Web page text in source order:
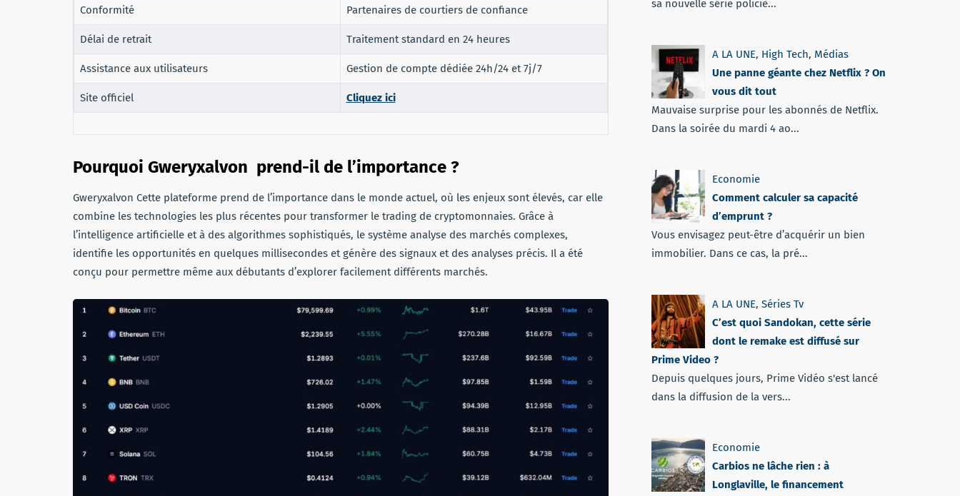
Conformité Partenaires de courtiers de confiance
Délai de retrait Traitement standard en 24 heures
Assistance aux utilisateurs Gestion de compte dédiée 24h/24 et 7j/7
Site officiel Cliquez ici
Pourquoi Gweryxalvon prend-il de l’importance ?
Gweryxalvon Cette plateforme prend de l’importance dans le monde actuel, où les enjeux sont élevés, car elle
combine les technologies les plus récentes pour transformer le trading de cryptomonnaies. Grâce à
l’intelligence artificielle et à des algorithmes sophistiqués, le système analyse des marchés complexes,
identifie les opportunités en quelques millisecondes et génère des signaux et des analyses précis. Il a été
conçu pour permettre même aux débutants d’explorer facilement différents marchés.
sa nouvelle série policiè...
A LA UNE, High Tech, Médias
Une panne géante chez Netflix ? On
vous dit tout
Mauvaise surprise pour les abonnés de Netflix.
Dans la soirée du mardi 4 ao...
Economie
Comment calculer sa capacité
d’emprunt ?
Vous envisagez peut-être d’acquérir un bien
immobilier. Dans ce cas, la pré...
A LA UNE, Séries Tv
C’est quoi Sandokan, cette série
dont le remake est diffusé sur
Prime Video ?
Depuis quelques jours, Prime Vidéo s'est lancé
dans la diffusion de la vers...
Economie
Carbios ne lâche rien : à
Longlaville, le financement